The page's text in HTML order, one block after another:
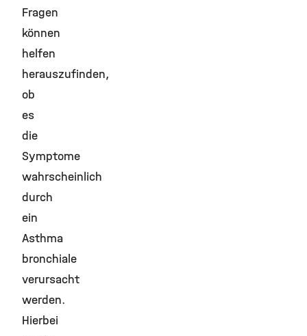
Fragen
können
helfen
herauszufinden,
ob
es
die
Symptome
wahrscheinlich
durch
ein
Asthma
bronchiale
verursacht
werden.
Hierbei